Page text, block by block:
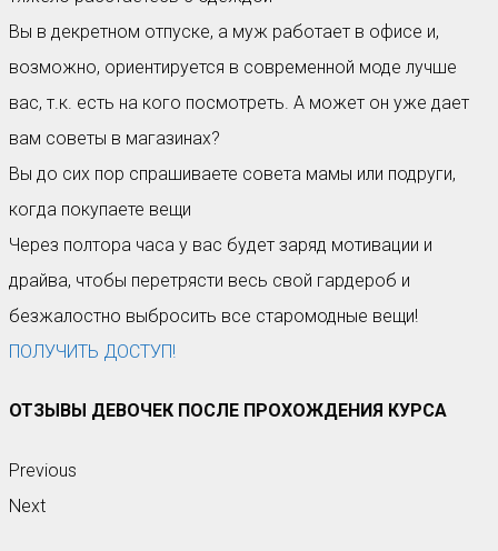
Вы в декретном отпуске, а муж работает в офисе и,
возможно, ориентируется в современной моде лучше
вас, т.к. есть на кого посмотреть. А может он уже дает
вам советы в магазинах?
Вы до сих пор спрашиваете совета мамы или подруги,
когда покупаете вещи
Через полтора часа у вас будет заряд мотивации и
драйва, чтобы перетрясти весь свой гардероб и
безжалостно выбросить все старомодные вещи!
ПОЛУЧИТЬ ДОСТУП!
ОТЗЫВЫ ДЕВОЧЕК ПОСЛЕ ПРОХОЖДЕНИЯ КУРСА
Previous
Next